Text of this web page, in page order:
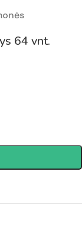
64 vnt.